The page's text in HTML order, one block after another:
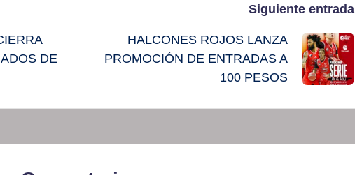
DE
Siguiente entrada
HALCONES ROJOS LANZA
PROMOCIÓN DE ENTRADAS A
100 PESOS